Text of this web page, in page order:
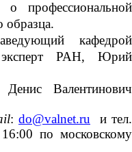
о профессиональной
образца.
кафедрой
РАН, Юрий
Валентинович
: do@valnet.ru и тел.
по московскому